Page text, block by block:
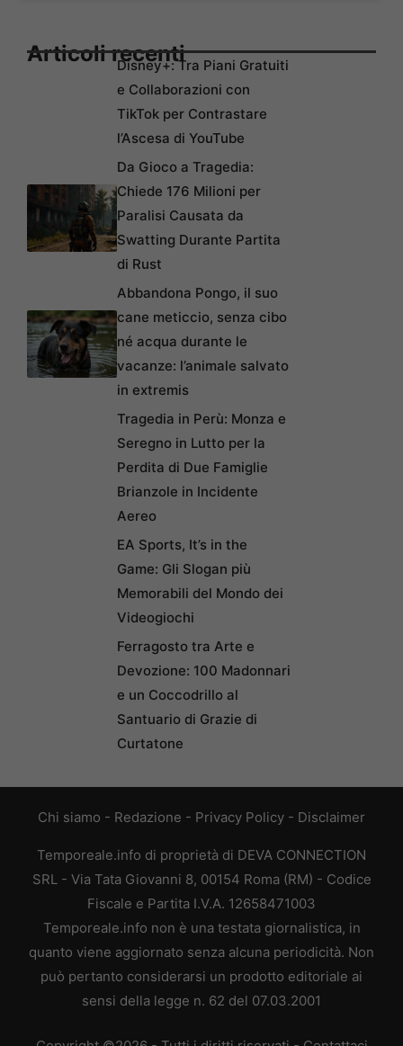
Articoli recentiDisney+: Tra Piani Gratuiti
e Collaborazioni con
TikTok per Contrastare
l’Ascesa di YouTube
Da Gioco a Tragedia:
Chiede 176 Milioni per
Paralisi Causata da
Swatting Durante Partita
di Rust
Abbandona Pongo, il suo
cane meticcio, senza cibo
né acqua durante le
vacanze: l’animale salvato
in extremis
Tragedia in Perù: Monza e
Seregno in Lutto per la
Perdita di Due Famiglie
Brianzole in Incidente
Aereo
EA Sports, It’s in the
Game: Gli Slogan più
Memorabili del Mondo dei
Videogiochi
Ferragosto tra Arte e
Devozione: 100 Madonnari
e un Coccodrillo al
Santuario di Grazie di
Curtatone
Chi siamo - Redazione - Privacy Policy - Disclaimer
Temporeale.info di proprietà di DEVA CONNECTION
SRL - Via Tata Giovanni 8, 00154 Roma (RM) - Codice
Fiscale e Partita I.V.A. 12658471003
Temporeale.info non è una testata giornalistica, in
quanto viene aggiornato senza alcuna periodicità. Non
può pertanto considerarsi un prodotto editoriale ai
sensi della legge n. 62 del 07.03.2001